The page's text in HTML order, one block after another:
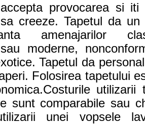
provocarea si iti
creeze. Tapetul da un
amenajarilor
moderne,
Tapetul da
Folosirea tapetului
utilizarii
sunt comparabile sau
unei vopsele